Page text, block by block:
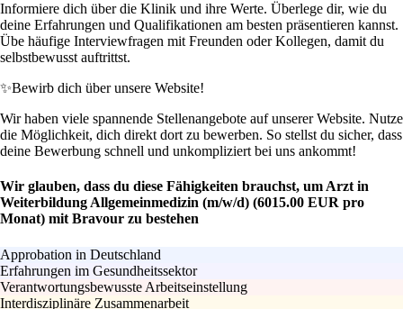
Informiere dich über die Klinik und ihre Werte. Überlege dir, wie du
deine Erfahrungen und Qualifikationen am besten präsentieren kannst.
Übe häufige Interviewfragen mit Freunden oder Kollegen, damit du
selbstbewusst auftrittst.
✨Bewirb dich über unsere Website!
Wir haben viele spannende Stellenangebote auf unserer Website. Nutze
die Möglichkeit, dich direkt dort zu bewerben. So stellst du sicher, dass
deine Bewerbung schnell und unkompliziert bei uns ankommt!
Wir glauben, dass du diese Fähigkeiten brauchst, um Arzt in
Weiterbildung Allgemeinmedizin (m/w/d) (6015.00 EUR pro
Monat) mit Bravour zu bestehen
Approbation in Deutschland
Erfahrungen im Gesundheitssektor
Verantwortungsbewusste Arbeitseinstellung
Interdisziplinäre Zusammenarbeit